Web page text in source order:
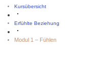
Kursübersicht
Erfühlte Beziehung
Modul 1 – Fühlen